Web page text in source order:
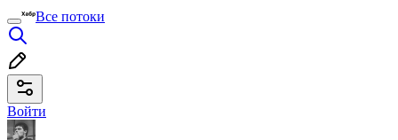
Все потоки
Войти